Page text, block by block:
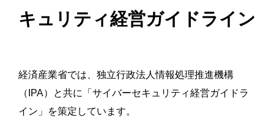
キュリティ経営ガイドライン
経済産業省では、独立行政法人情報処理推進機構
（IPA）と共に
「サイバーセキュリティ経営ガイドラ
イン」
を策定しています。